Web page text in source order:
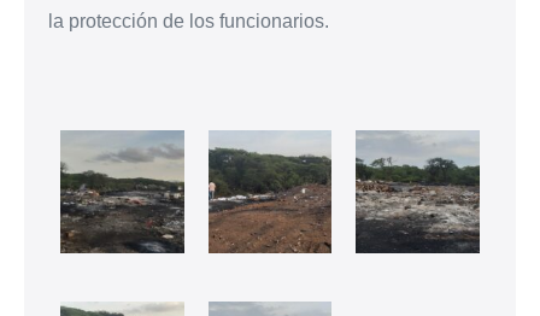
la protección de los funcionarios.